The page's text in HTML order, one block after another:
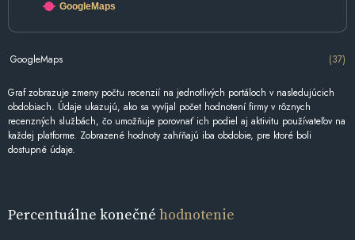
GoogleMaps
GoogleMaps (37)
Graf zobrazuje zmeny počtu recenzií na jednotlivých portáloch v nasledujúcich
obdobiach. Údaje ukazujú, ako sa vyvíjal počet hodnotení firmy v rôznych
recenzných službách, čo umožňuje porovnať ich podiel aj aktivitu používateľov na
každej platforme. Zobrazené hodnoty zahŕňajú iba obdobie, pre ktoré boli
dostupné údaje.
Percentuálne konečné hodnotenie